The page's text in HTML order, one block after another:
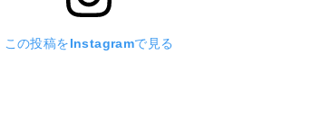
この投稿をInstagramで見る